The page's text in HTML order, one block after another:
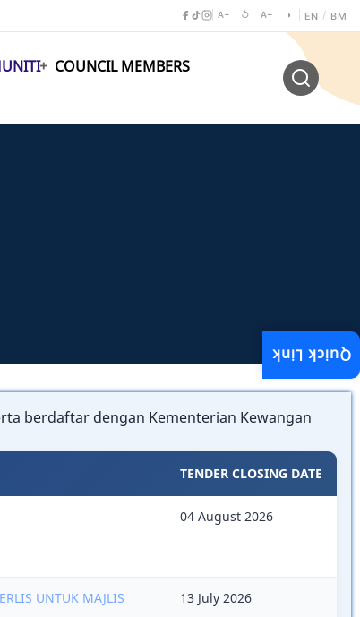
A− ↺ A+ ◑ EN / BM
COUNCIL MEMBERS
berdaftar dengan Kementerian Kewangan
TENDER CLOSING DATE
04 August 2026
UNTUK MAJLIS
13 July 2026
Quick Link